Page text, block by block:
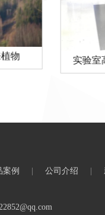
物 实验室
案例 公司介绍